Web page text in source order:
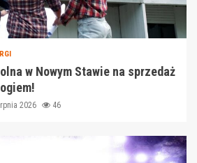
w Nowym Stawie na sprzedaż
2026 46